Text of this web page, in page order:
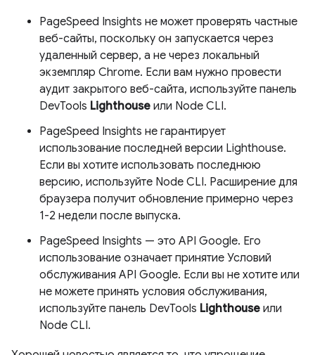
PageSpeed ​​Insights не может проверять частные
веб-сайты, поскольку он запускается через
удаленный сервер, а не через локальный
экземпляр Chrome. Если вам нужно провести
аудит закрытого веб-сайта, используйте панель
DevTools Lighthouse или Node CLI.
PageSpeed ​​Insights не гарантирует
использование последней версии Lighthouse.
Если вы хотите использовать последнюю
версию, используйте Node CLI. Расширение для
браузера получит обновление примерно через
1-2 недели после выпуска.
PageSpeed ​​Insights — это API Google. Его
использование означает принятие Условий
обслуживания API Google. Если вы не хотите или
не можете принять условия обслуживания,
используйте панель DevTools Lighthouse или
Node CLI.